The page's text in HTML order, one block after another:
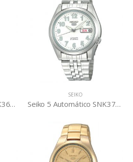
Seiko 5 Automático SNK366K1
SEIKO
Seiko 5 Automático SNK377K1